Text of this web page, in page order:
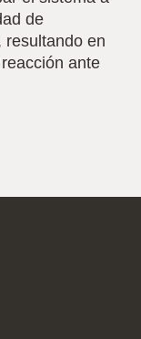
de
resultando en
ante